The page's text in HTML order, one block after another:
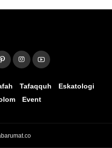
Tafaqquh
Eskatologi
Event